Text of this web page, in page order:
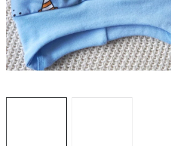
Kontakty Proč AMÁLKA?
Doprava a
Tabulka velikostí
Postup pro vrácení a
Velkoobchod
Obchodní podmínky
Podmínky ochrany osobních údajů
Blog